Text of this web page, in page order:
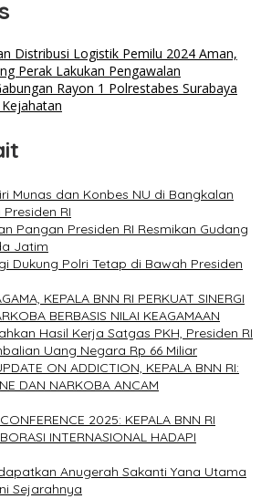
Distribusi Logistik Pemilu 2024 Aman,
Perak Lakukan Pengawalan
Rayon 1 Polrestabes Surabaya
Munas dan Konbes NU di Bangkalan
RI
Pangan Presiden RI Resmikan Gudang
Jatim
Dukung Polri Tetap di Bawah Presiden
KEPALA BNN RI PERKUAT SINERGI
BERBASIS NILAI KEAGAMAAN
Hasil Kerja Satgas PKH, Presiden RI
Uang Negara Rp 66 Miliar
ON ADDICTION, KEPALA BNN RI:
DAN NARKOBA ANCAM
2025: KEPALA BNN RI
INTERNASIONAL HADAPI
Anugerah Sakanti Yana Utama
Sejarahnya